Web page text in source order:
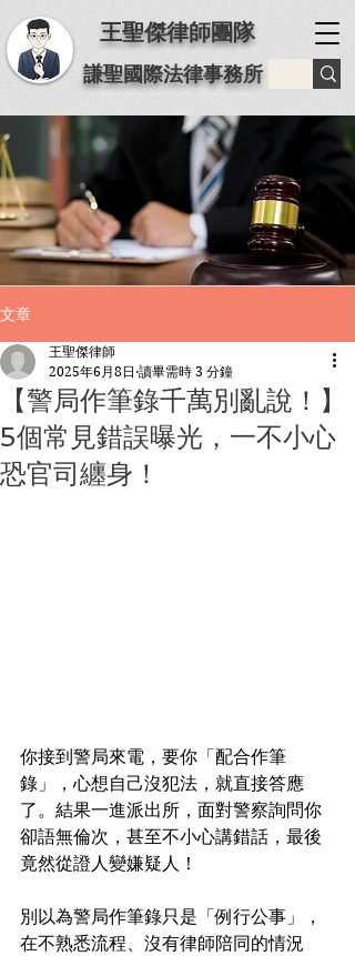
王聖傑律師團隊
謙聖國際法律事務所
文章
【警局作筆錄千萬別亂說！】
5個常見錯誤曝光，一不小心
恐官司纏身！
王聖傑律師
2025年6月8日 讀畢需時 3 分鐘
你接到警局來電，要你「配合作筆
錄」，心想自己沒犯法，就直接答應
了。結果一進派出所，面對警察詢問你
卻語無倫次，甚至不小心講錯話，最後
竟然從證人變嫌疑人！
別以為警局作筆錄只是「例行公事」，
在不熟悉流程、沒有律師陪同的情況